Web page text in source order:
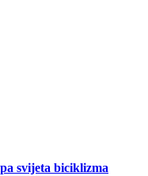
svijeta biciklizma